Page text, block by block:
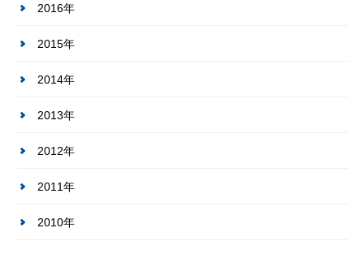
2016年
2015年
2014年
2013年
2012年
2011年
2010年